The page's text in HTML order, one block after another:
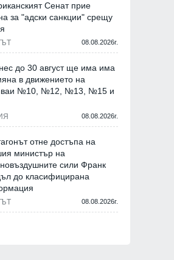
Сенат прие
за "адски санкции" срещу
08.08.2026г.
до 30 август ще има има
в движението на
№10, №12, №13, №15 и
08.08.2026г.
отне достъпа на
министър на
сили Франк
до класифицирана
08.08.2026г.